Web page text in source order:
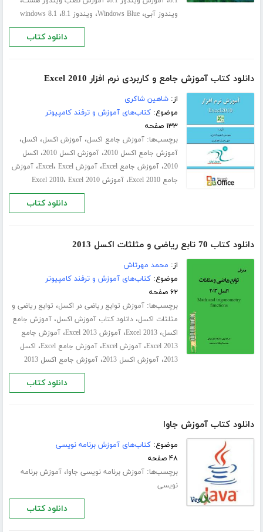
ویندوز آبی،Windows Blue، ویندوز 8.1 ، windows 8.1
دانلود کتاب
دانلود کتاب آموزش جامع و کاربردی نرم افزار Excel 2010
از:شاهین شاکری
موضوع:کتاب‌های آموزش و ترفند کامپیوتر
۱۳۳ صفحه
برچسب‌ها:آموزش جامع اکسل،آموزش اکسل، اکسل،
آموزش جامع اکسل 2010 ،آموزش اکسل 2010 ، اکسل
2010،آموزش جامع Excel ،آموزش Excel ، Excel ،آموزش
جامع Excel 2010
،آموزش Excel 2010 ، Excel 2010
دانلود کتاب
دانلود کتاب 70 تابع ریاضی و مثلثات اکسل 2013
از: محمد مهرتاش
موضوع:کتاب‌های آموزش و ترفند کامپیوتر
۶۲ صفحه
برچسب‌ها:آموزش توابع ریاضی در اکسل، توابع ریاضی و
مثلثات اکسل،دانلود کتاب آموزش اکسل،آموزش جامع
اکسل،Excel 2013،آموزش Excel 2013 ،آموزش جامع
Excel 2013،آموزش Excel ،آموزش جامع Excel ، اکسل
2013،آموزش اکسل 2013 ،آموزش جامع اکسل 2013
دانلود کتاب
دانلود کتاب آموزش جاوا
موضوع:کتاب‌های آموزش برنامه نویسی
۴۸ صفحه
برچسب‌ها:آموزش برنامه نویسی جاوا،آموزش برنامه
نویسی
دانلود کتاب